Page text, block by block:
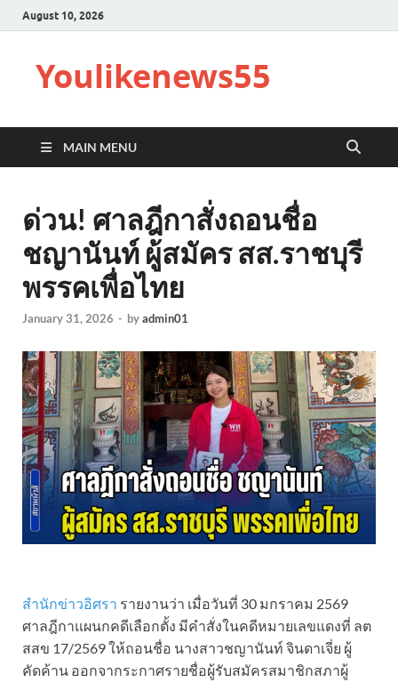
August 10, 2026
Youlikenews55
MAIN MENU
ด่วน! ศาลฎีกาสั่งถอนชื่อ
ชญานันท์ ผู้สมัคร สส.ราชบุรี
พรรคเพื่อไทย
January 31, 2026 - byadmin01
สำนักข่าวอิศรา รายงานว่า เมื่อวันที่ 30 มกราคม 2569
ศาลฎีกาแผนกคดีเลือกตั้ง มีคำสั่งในคดีหมายเลขแดงที่ ลต
สสข 17/2569 ให้ถอนชื่อ นางสาวชญานันท์ จินดาเจี่ย ผู้
คัดค้าน ออกจากระกาศรายชื่อผู้รับสมัครสมาชิกสภาผู้